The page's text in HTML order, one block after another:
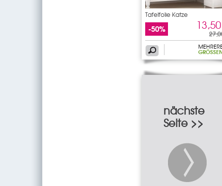
Tafelfolie Katze
-50%
GRÖSSEN
nächste
Seite >>